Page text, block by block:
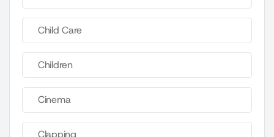
Child Care
Children
Cinema